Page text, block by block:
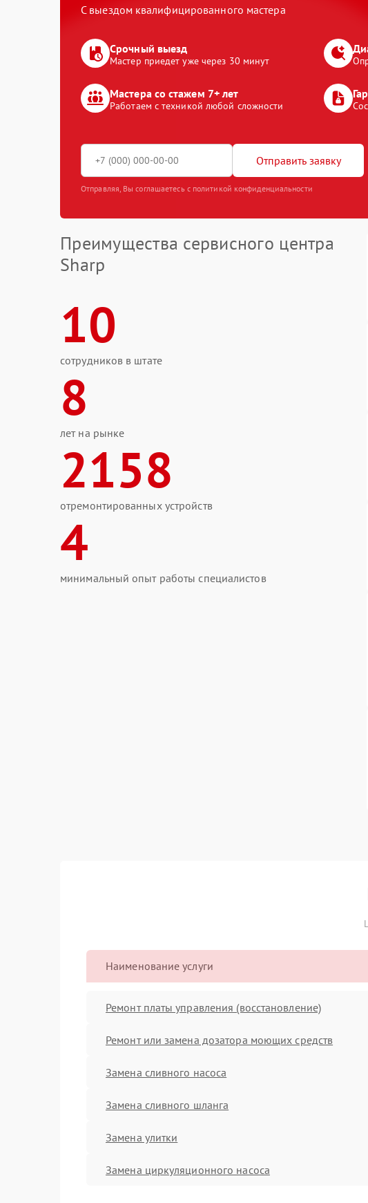
С выездом квалифицированного мастера
Срочный выезд
Мастер приедет уже через 30 минут
Мастера со стажем 7+ лет
Работаем с техникой любой сложности
Отправить заявку
Отправляя, Вы соглашаетесь с политикой конфиденциальности
Преимущества сервисного центра
Sharp
10
сотрудников в штате
8
лет на рынке
2158
отремонтированных устройств
4
минимальный опыт работы специалистов
Наименование услуги
Ремонт платы управления (восстановление)
Ремонт или замена дозатора моющих средств
Замена сливного насоса
Замена сливного шланга
Замена улитки
Замена циркуляционного насоса